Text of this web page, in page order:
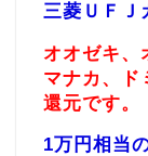
三菱ＵＦＪ
オオゼキ、
マナカ、ド
還元です。
1万円相当